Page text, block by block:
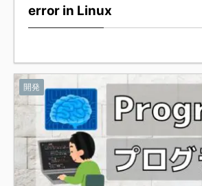
error in Linux
開発